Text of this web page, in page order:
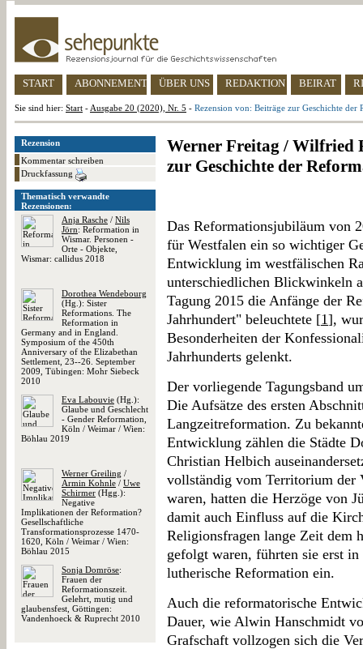
START ABONNEMENT ÜBER UNS REDAKTION BEIRAT
Sie sind hier: Start - Ausgabe 20 (2020), Nr. 5 - Rezension von: Beiträge zur Geschichte der
Rezension
Kommentar schreiben
Druckfassung
Thematisch verwandte
Rezensionen:
Anja Rasche / Nils
Jörn: Reformation in
Wismar. Personen -
Orte - Objekte,
Wismar: callidus 2018
Dorothea Wendebourg
(Hg.): Sister
Reformations. The
Reformation in
Germany and in England.
Symposium of the 450th
Anniversary of the Elizabethan
Settlement, 23--26. September
2009, Tübingen: Mohr Siebeck
2010
Eva Labouvie (Hg.):
Glaube und Geschlecht
- Gender Reformation,
Köln / Weimar / Wien:
Böhlau 2019
Werner Greiling /
Armin Kohnle / Uwe
Schirmer (Hgg.):
Negative
Implikationen der Reformation?
Gesellschaftliche
Transformationsprozesse 1470-
1620, Köln / Weimar / Wien:
Böhlau 2015
Sonja Domröse:
Frauen der
Reformationszeit.
Gelehrt, mutig und
glaubensfest, Göttingen:
Vandenhoeck & Ruprecht 2010
Werner Freitag / Wilfried
zur Geschichte der
Das Reformationsjubiläum von
für Westfalen ein so wichtiger
Entwicklung im westfälischen
unterschiedlichen Blickwinkeln
Tagung 2015 die Anfänge der
Jahrhundert" beleuchtete [1],
Besonderheiten der
Jahrhunderts gelenkt.
Der vorliegende Tagungsband
Die Aufsätze des ersten
Langzeitreformation. Zu
Entwicklung zählen die Städte
Christian Helbich
vollständig vom Territorium der
waren, hatten die Herzöge von
damit auch Einfluss auf die
Religionsfragen lange Zeit dem
gefolgt waren, führten sie erst
lutherische Reformation ein.
Auch die reformatorische
Dauer, wie Alwin Hanschmidt
Grafschaft vollzogen sich die